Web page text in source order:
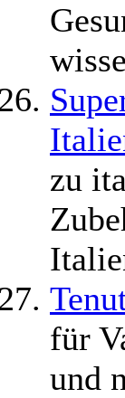
zu
für
und